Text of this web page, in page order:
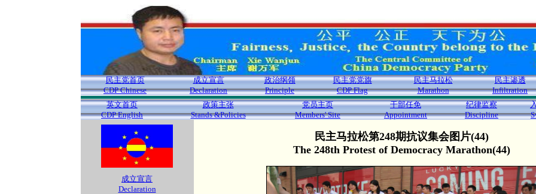
民主党首页
CDP Chinese
成立宣言
Declaration
政治纲领
Principle
民主党党旗
CDP Flag
民主马拉松
Marathon
民主渗透
Infiltration
英文首页
CDP English
政策主张
Stands &Policies
党员主页
Members' Site
干部任免
Appointment
纪律监察
Discipline
成立宣言
Declaration
民主马拉松第248期抗议集会图片(44)
The 248th Protest of Democracy Marathon(44)